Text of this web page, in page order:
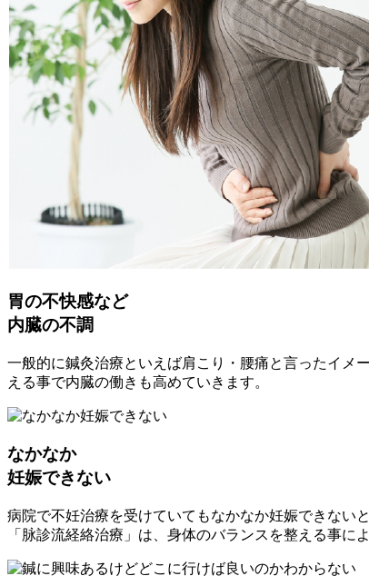
胃の不快感など
内臓の不調
一般的に鍼灸治療といえば肩こり・腰痛と言ったイメ
える事で内臓の働きも高めていきます。
なかなか
妊娠できない
病院で不妊治療を受けていてもなかなか妊娠できない
「脉診流経絡治療」は、身体のバランスを整える事